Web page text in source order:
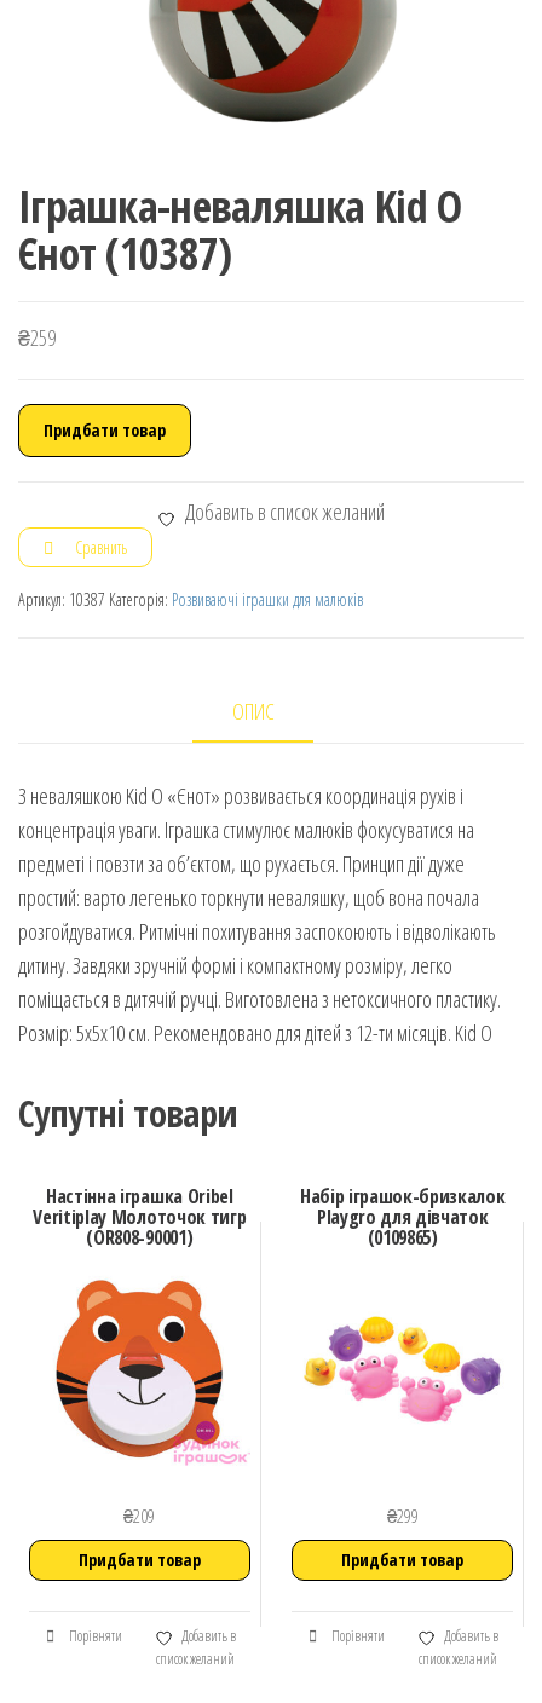
Іграшка-неваляшка Kid O
Єнот (10387)
₴259
Придбати товар
Добавить в список желаний
Сравнить
Артикул: 10387 Категорія: Розвиваючі іграшки для малюків
ОПИС
З неваляшкою Kid O «Єнот» розвивається координація рухів і
концентрація уваги. Іграшка стимулює малюків фокусуватися на
предметі і повзти за об’єктом, що рухається. Принцип дії дуже
простий: варто легенько торкнути неваляшку, щоб вона почала
розгойдуватися. Ритмічні похитування заспокоюють і відволікають
дитину. Завдяки зручній формі і компактному розміру, легко
поміщається в дитячій ручці. Виготовлена з нетоксичного пластику.
Розмір: 5х5х10 см. Рекомендовано для дітей з 12-ти місяців. Kid O
Супутні товари
Настінна іграшка Oribel
Veritiplay Молоточок тигр
(OR808-90001)
₴209
Придбати товар
Порівняти
Добавить в
список желаний
Набір іграшок-бризкалок
Playgro для дівчаток
(0109865)
₴299
Придбати товар
Порівняти
Добавить в
список желаний